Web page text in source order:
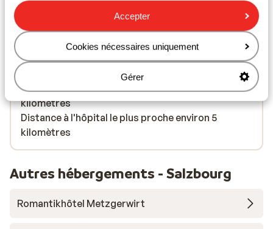
Accepter
Cookies nécessaires uniquement
Gérer
Distance à la supérette la plus proche environ 1,5
kilomètres
Distance au restaurant le plus proche environ 200
Distance à la pharmacie la plus proche environ 1,8
kilomètres
Distance à l'hôpital le plus proche environ 5
kilomètres
Autres hébergements - Salzbourg
Romantikhôtel Metzgerwirt